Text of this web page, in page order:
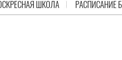
ШКОЛА РАСПИСАНИЕ